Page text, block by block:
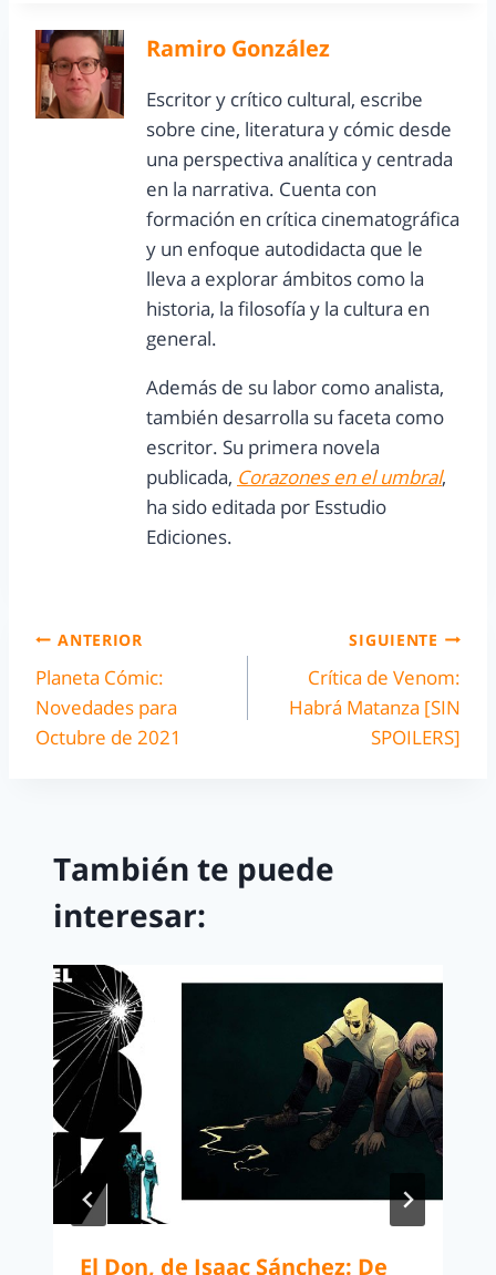
Ramiro González
Escritor y crítico cultural, escribe
sobre cine, literatura y cómic desde
una perspectiva analítica y centrada
en la narrativa. Cuenta con
formación en crítica cinematográfica
y un enfoque autodidacta que le
lleva a explorar ámbitos como la
historia, la filosofía y la cultura en
general.
Además de su labor como analista,
también desarrolla su faceta como
escritor. Su primera novela
publicada, Corazones en el umbral,
ha sido editada por Esstudio
Ediciones.
ANTERIOR
Planeta Cómic:
Novedades para
Octubre de 2021
SIGUIENTE
Crítica de Venom:
Habrá Matanza [SIN
SPOILERS]
También te puede
interesar:
El Don, de Isaac Sánchez: De